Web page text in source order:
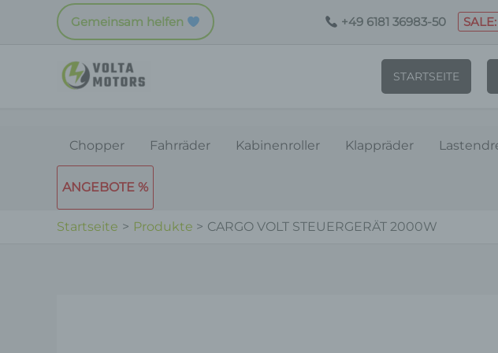
Gemeinsam helfen +49 6181 36983-50
STARTSEITE
Chopper Fahrräder Kabinenroller Klappräder
ANGEBOTE %
Startseite Produkte CARGO VOLT STEUERGERÄT 2000W